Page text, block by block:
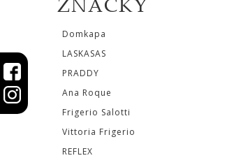
vitríny
Komody
bielizníky
Príborníky
Domkapa
LASKASAS
PRADDY
Ana Roque
Frigerio Salotti
Vittoria Frigerio
REFLEX